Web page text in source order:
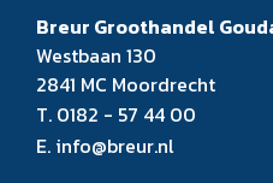
Breur Groothandel
Westbaan 130
2841 MC Moordrecht
T. 0182 - 57 44 00
E. info@breur.nl